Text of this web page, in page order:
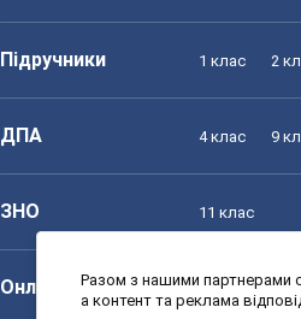
Підручники 1 клас 2
ДПА 4 клас 9
ЗНО 11 клас
Онлайн уроки 1 клас 2
Разом з нашими партнерами
а контент та реклама